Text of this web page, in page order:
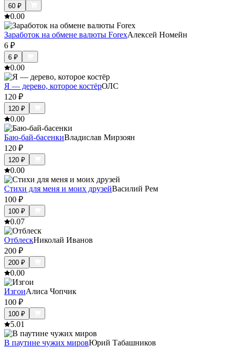
60 ₽
0.00
Заработок на обмене валюты ForexАлексей Номейн
6 ₽
6 ₽
0.00
Я — дерево, которое костёрОЛС
120 ₽
120 ₽
0.00
Баю-бай-басенкиВладислав Мирзоян
120 ₽
120 ₽
0.00
Стихи для меня и моих друзейВасилий Рем
100 ₽
100 ₽
0.07
ОтблескНиколай Иванов
200 ₽
200 ₽
0.00
ИзгоиАлиса Чопчик
100 ₽
100 ₽
5.01
В паутине чужих мировЮрий Табашников